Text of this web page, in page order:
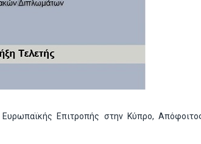
Επιτροπής στην Κύπρο,